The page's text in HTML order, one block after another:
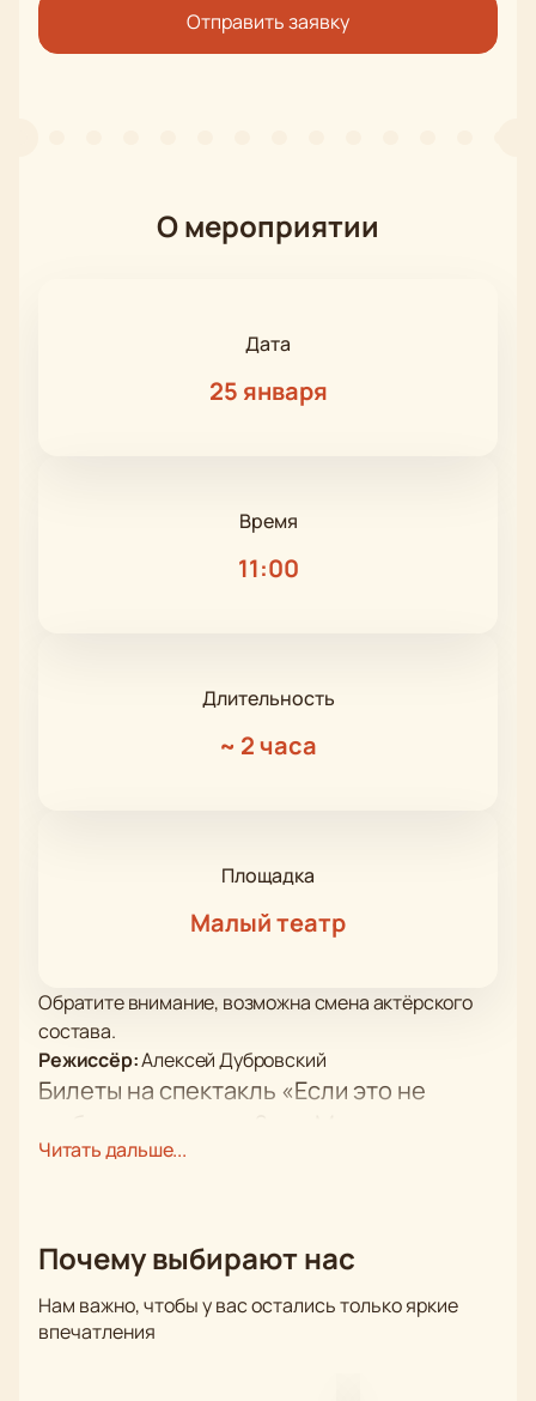
Отправить заявку
О мероприятии
Дата
25 января
Время
11:00
Длительность
~ 2 часа
Площадка
Малый театр
Обратите внимание, возможна смена актёрского
состава.
Режиссёр:Алексей Дубровский
Билеты на спектакль «Если это не
В афише Малого театра появилась программа,
Программа включает драматический спектакль,
знакомство с историей театра и встречи после
представления. Купить билеты на спектакль «Если
это не любовь, так что же?..» можно для
Читать дальше...
Почему выбирают нас
Нам важно, чтобы у вас остались только яркие
впечатления